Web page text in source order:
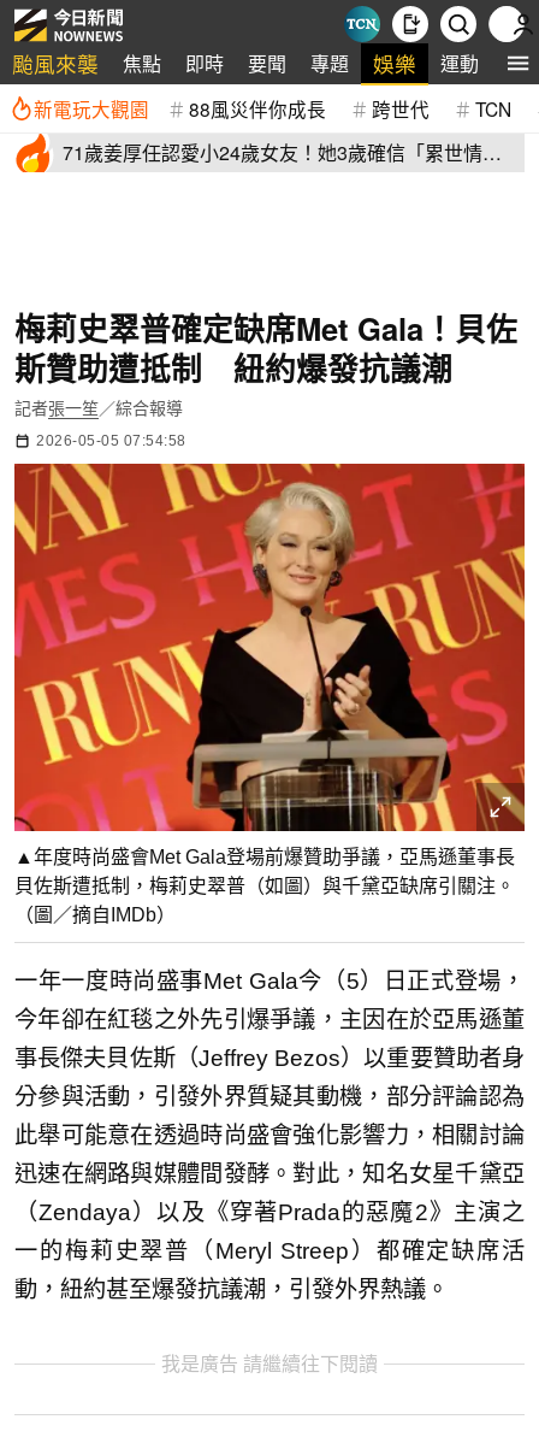
颱風來襲 焦點 即時 要聞 專題 娛樂 運動 全
新電玩大觀園 88風災伴你成長 跨世代 TCN
71歲姜厚任認愛小24歲女友！她3歲確信「累世情
梅莉史翠普確定缺席Met Gala！貝佐
斯贊助遭抵制 紐約爆發抗議潮
記者張一笙／綜合報導
2026-05-05 07:54:58
▲年度時尚盛會Met Gala登場前爆贊助爭議，亞馬遜董事長
貝佐斯遭抵制，梅莉史翠普（如圖）與千黛亞缺席引關注。
（圖／摘自IMDb）
一年一度時尚盛事Met Gala今（5）日正式登場，
今年卻在紅毯之外先引爆爭議，主因在於亞馬遜董
事長傑夫貝佐斯（Jeffrey Bezos）以重要贊助者身
分參與活動，引發外界質疑其動機，部分評論認為
此舉可能意在透過時尚盛會強化影響力，相關討論
迅速在網路與媒體間發酵。對此，知名女星千黛亞
（Zendaya）以及《穿著Prada的惡魔2》主演之
一的梅莉史翠普（Meryl Streep）都確定缺席活
動，紐約甚至爆發抗議潮，引發外界熱議。
我是廣告 請繼續往下閱讀